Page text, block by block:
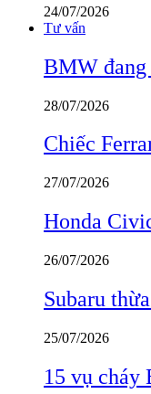
24/07/2026
Tư vấn
BMW đang
28/07/2026
Chiếc
27/07/2026
Honda
26/07/2026
Subaru
25/07/2026
15 vụ cháy